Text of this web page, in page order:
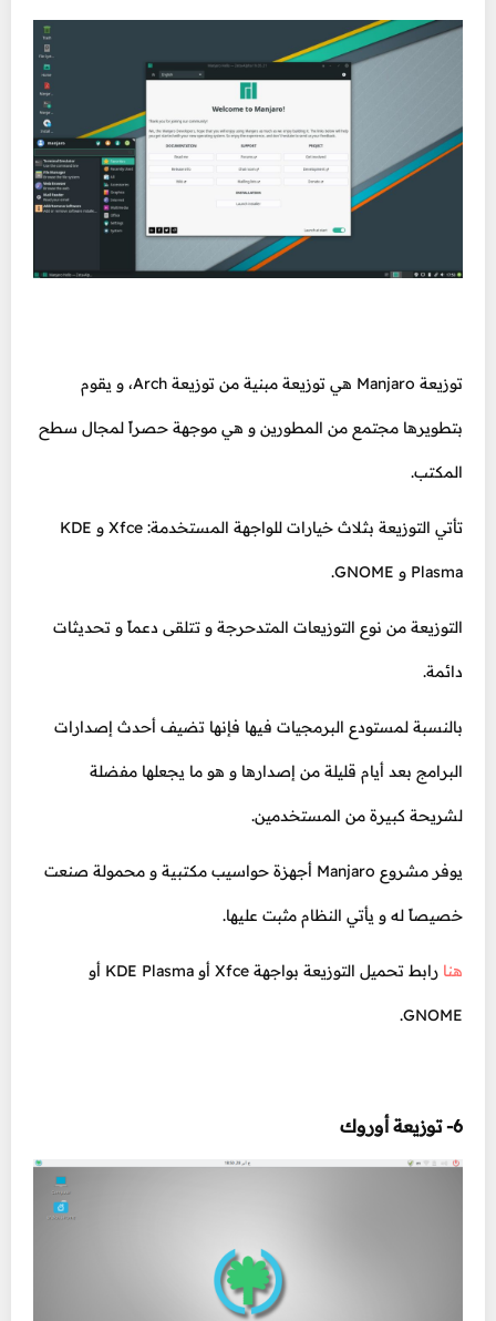
توزيعة Manjaro هي توزيعة مبنية من توزيعة Arch، و يقوم
بتطويرها مجتمع من المطورين و هي موجهة حصراً لمجال سطح
المكتب.
تأتي التوزيعة بثلاث خيارات للواجهة المستخدمة: Xfce و KDE
Plasma و GNOME.
التوزيعة من نوع التوزيعات المتدحرجة و تتلقى دعماً و تحديثات
دائمة.
بالنسبة لمستودع البرمجيات فيها فإنها تضيف أحدث إصدارات
البرامج بعد أيام قليلة من إصدارها و هو ما يجعلها مفضلة
لشريحة كبيرة من المستخدمين.
يوفر مشروع Manjaro أجهزة حواسيب مكتبية و محمولة صنعت
خصيصاً له و يأتي النظام مثبت عليها.
هنا رابط تحميل التوزيعة بواجهة Xfce أو KDE Plasma أو
GNOME.
6- توزيعة أوروك